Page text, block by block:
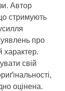
Автор
стримують
про
характер.
свій
оцінена.